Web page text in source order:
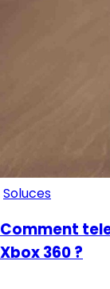
Soluces
Comment
Xbox 360 ?